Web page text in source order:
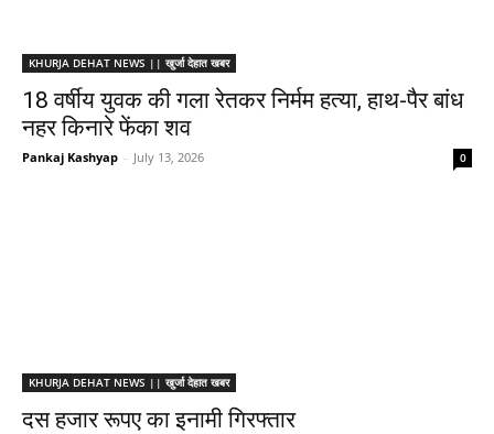
KHURJA DEHAT NEWS || खुर्जा देहात खबर
18 वर्षीय युवक की गला रेतकर निर्मम हत्या, हाथ-पैर बांध
नहर किनारे फेंका शव
Pankaj Kashyap - July 13, 2026 0
KHURJA DEHAT NEWS || खुर्जा देहात खबर
दस हजार रूपए का इनामी गिरफ्तार